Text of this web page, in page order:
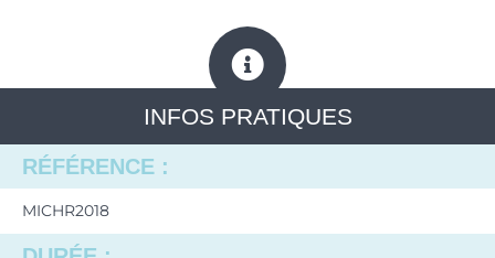
INFOS PRATIQUES
RÉFÉRENCE :
MICHR2018